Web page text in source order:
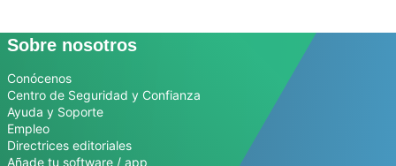
Sobre nosotros
Conócenos
Centro de Seguridad y Confianza
Ayuda y Soporte
Empleo
Directrices editoriales
Añade tu software / app